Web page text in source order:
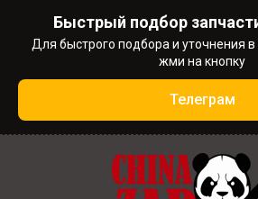
Быстрый подбор
Для быстрого подбора и уточнения в
жми на кнопку
Телеграм